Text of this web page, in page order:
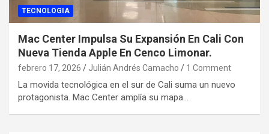
TECNOLOGIA
Mac Center Impulsa Su Expansión En Cali Con
Nueva Tienda Apple En Cenco Limonar.
febrero 17, 2026 Julián Andrés Camacho 1 Comment
La movida tecnológica en el sur de Cali suma un nuevo
protagonista. Mac Center amplía su mapa…